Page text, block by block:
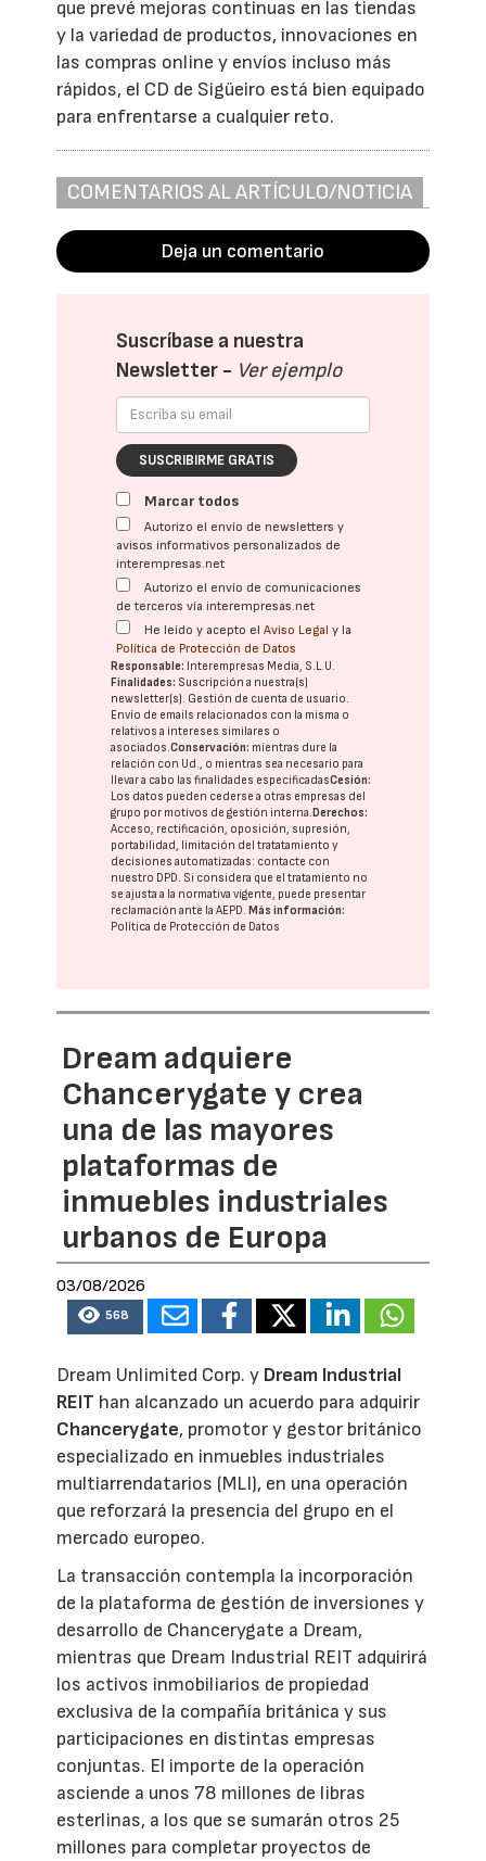
que prevé mejoras continuas en las tiendas
y la variedad de productos, innovaciones en
las compras online y envíos incluso más
rápidos, el CD de Sigüeiro está bien equipado
para enfrentarse a cualquier reto.
COMENTARIOS AL ARTÍCULO/NOTICIA
Deja un comentario
Suscríbase a nuestra
Newsletter - Ver ejemplo
SUSCRIBIRME GRATIS
Marcar todos
Autorizo el envío de newsletters y
avisos informativos personalizados de
interempresas.net
Autorizo el envío de comunicaciones
de terceros vía interempresas.net
He leído y acepto elAviso Legal y la
Política de Protección de Datos
Responsable: Interempresas Media, S.L.U.
Finalidades: Suscripción a nuestra(s)
newsletter(s). Gestión de cuenta de usuario.
Envío de emails relacionados con la misma o
relativos a intereses similares o
asociados.Conservación: mientras dure la
relación con Ud., o mientras sea necesario para
llevar a cabo las finalidades especificadasCesión:
Los datos pueden cederse a otras empresas del
grupo por motivos de gestión interna.Derechos:
Acceso, rectificación, oposición, supresión,
portabilidad, limitación del tratatamiento y
decisiones automatizadas: contacte con
nuestro DPD . Si considera que el tratamiento no
se ajusta a la normativa vigente, puede presentar
reclamación ante laAEPD .Más información:
Política de Protección de Datos
Dream adquiere
Chancerygate y crea
una de las mayores
plataformas de
inmuebles industriales
urbanos de Europa
03/08/2026
568
Dream Unlimited Corp. y Dream Industrial
REIT han alcanzado un acuerdo para adquirir
Chancerygate, promotor y gestor británico
especializado en inmuebles industriales
multiarrendatarios (MLI), en una operación
que reforzará la presencia del grupo en el
mercado europeo.
La transacción contempla la incorporación
de la plataforma de gestión de inversiones y
desarrollo de Chancerygate a Dream,
mientras que Dream Industrial REIT adquirirá
los activos inmobiliarios de propiedad
exclusiva de la compañía británica y sus
participaciones en distintas empresas
conjuntas. El importe de la operación
asciende a unos 78 millones de libras
esterlinas, a los que se sumarán otros 25
millones para completar proyectos de